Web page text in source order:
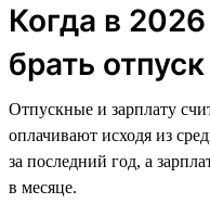
Когда в
брать
Отпускные и зарплату
оплачивают исходя из
за последний год, а
в месяце.